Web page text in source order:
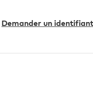
Demander un